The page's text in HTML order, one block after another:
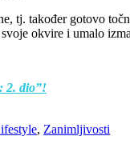
tj. također gotovo
okvire i umalo
2. dio”!
, Zanimljivosti